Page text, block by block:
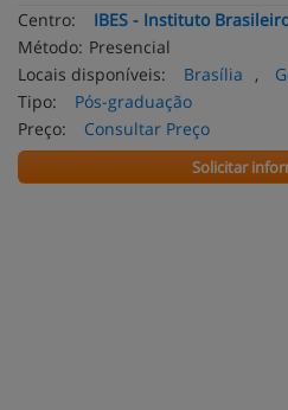
Centro:
IBES - Instituto
Método: Presencial
Locais disponíveis:
Brasília ,
Tipo:
Pós-graduação
Preço:
Consultar Preço
Solicitar